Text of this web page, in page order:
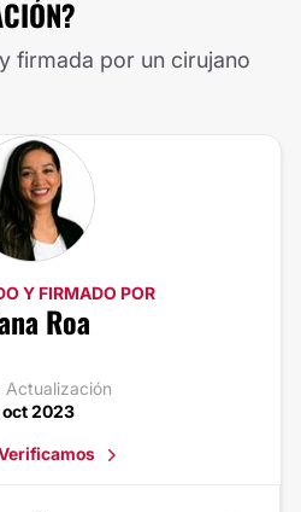
firmada por un cirujano
Y FIRMADO POR
Roa
Actualización
oct 2023